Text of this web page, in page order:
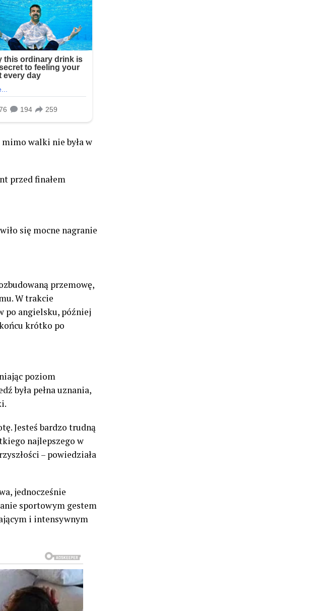
walki nie była w
przed finałem
się mocne nagranie
przemowę,
W trakcie
po angielsku, później
krótko po
poziom
była pełna uznania,
Jesteś bardzo trudną
najlepszego w
– powiedziała
jednocześnie
sportowym gestem
i intensywnym